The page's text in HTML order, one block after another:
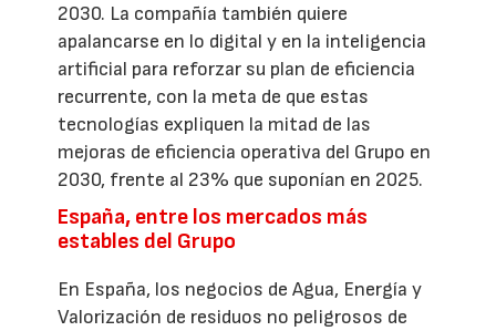
2030. La compañía también quiere
apalancarse en lo digital y en la inteligencia
artificial para reforzar su plan de eficiencia
recurrente, con la meta de que estas
tecnologías expliquen la mitad de las
mejoras de eficiencia operativa del Grupo en
2030, frente al 23% que suponían en 2025.
España, entre los mercados más
estables del Grupo
En España, los negocios de Agua, Energía y
Valorización de residuos no peligrosos de